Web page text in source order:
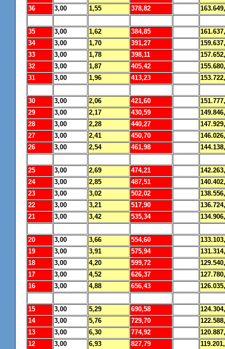
36
3,00 1,55 378,82
35 3,00 1,62 384,85
34
3,00 1,70 391,27
33
3,00 1,78 398,11
32
3,00 1,87 405,42
31
3,00 1,96 413,23
30 3,00 2,06 421,60
29
3,00 2,17 430,59
28
3,00 2,28 440,27
27
3,00 2,41 450,70
26
3,00 2,54 461,98
25 3,00 2,69 474,21
24
3,00 2,85 487,51
23
3,00 3,02 502,02
22
3,00 3,21 517,90
21
3,00 3,42 535,34
20 3,00 3,66 554,60
19
3,00 3,91 575,94
18
3,00 4,20 599,72
17
3,00 4,52 626,37
16
3,00 4,88 656,43
15 3,00 5,29 690,58
14
3,00 5,76 729,70
13
3,00 6,30 774,92
12
3,00 6,93 827,79